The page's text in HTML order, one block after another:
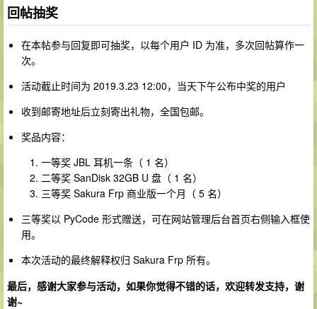
回帖抽奖
在本帖参与回复即可抽奖，以每个用户 ID 为准，多次回帖算作一
次。
活动截止时间为 2019.3.23 12:00，当天下午公布中奖的用户
收到邮寄地址后立刻寄出礼物，全国包邮。
奖品内容：
一等奖 JBL 耳机一条（ 1 名）
二等奖 SanDisk 32GB U 盘（ 1 名）
三等奖 Sakura Frp 商业版一个月（ 5 名）
三等奖以 PyCode 形式赠送，可在网站管理后台首页右侧输入框使
用。
本次活动的最终解释权归 Sakura Frp 所有。
最后，感谢大家参与活动，如果你觉得不错的话，欢迎转发支持，谢
谢~